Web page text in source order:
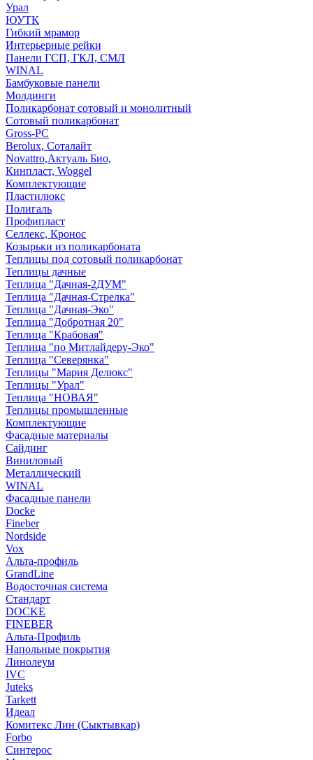
Урал
ЮУТК
Гибкий мрамор
Интерьерные рейки
Панели ГСП, ГКЛ, СМЛ
WINAL
Бамбуковые панели
Молдинги
Поликарбонат сотовый и монолитный
Сотовый поликарбонат
Gross-PC
Berolux, Соталайт
Novattro,Актуаль Био,
Кинпласт, Woggel
Комплектующие
Пластилюкс
Полигаль
Профипласт
Селлекс, Кронос
Козырьки из поликарбоната
Теплицы под сотовый поликарбонат
Теплицы дачные
Теплица "Дачная-2ДУМ"
Теплица "Дачная-Стрелка"
Теплица "Дачная-Эко"
Теплица "Добротная 20"
Теплица "Крабовая"
Теплица "по Митлайдеру-Эко"
Теплица "Северянка"
Теплицы "Мария Делюкс"
Теплицы "Урал"
Теплица "НОВАЯ"
Теплицы промышленные
Комплектующие
Фасадные материалы
Сайдинг
Виниловый
Металлический
WINAL
Фасадные панели
Docke
Fineber
Nordside
Vox
Альта-профиль
GrandLine
Водосточная система
Стандарт
DOCKE
FINEBER
Альта-Профиль
Напольные покрытия
Линолеум
IVC
Juteks
Tarkett
Идеал
Комитекс Лин (Сыктывкар)
Forbo
Синтерос